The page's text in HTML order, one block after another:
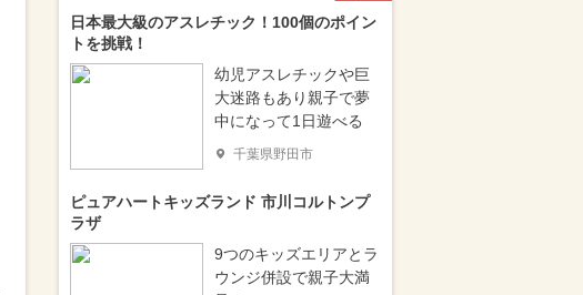
日本最大級のアスレチック！100個のポイン
トを挑戦！
幼児アスレチックや巨
大迷路もあり親子で夢
中になって1日遊べる
千葉県野田市
ピュアハートキッズランド 市川コルトンプ
ラザ
9つのキッズエリアとラ
ウンジ併設で親子大満